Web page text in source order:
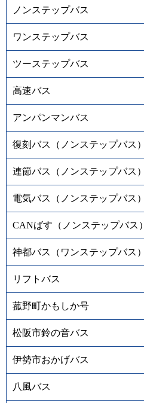
ノンステップバス
ワンステップバス
ツーステップバス
高速バス
アンパンマンバス
復刻バス（ノンステップバス）
連節バス（ノンステップバス）
電気バス（ノンステップバス）
CANばす（ノンステップバス）
神都バス（ワンステップバス）
リフトバス
菰野町かもしか号
松阪市鈴の音バス
伊勢市おかげバス
八風バス